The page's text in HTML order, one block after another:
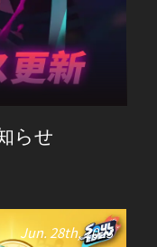
らせ
Jun. 28th, 2023